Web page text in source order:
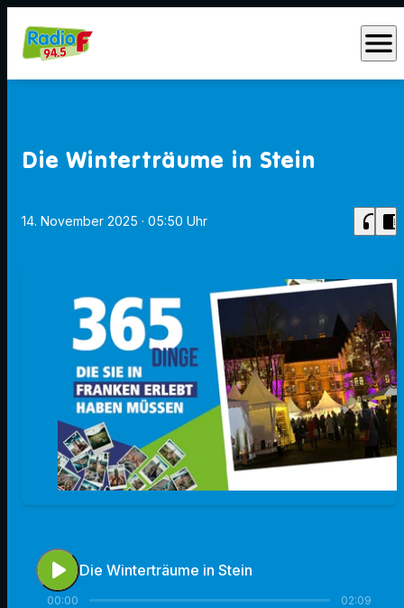
menu
Die Winterträume in Stein
14. November 2025 · 05:50 Uhr headphones chrome_reader_mode
play_arrow Die Winterträume in Stein
00:00 02:09